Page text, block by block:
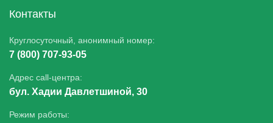
Контакты
Круглосуточный, анонимный номер:
7 (800) 707-93-05
Адрес call-центра:
бул. Хадии Давлетшиной, 30
Режим работы: